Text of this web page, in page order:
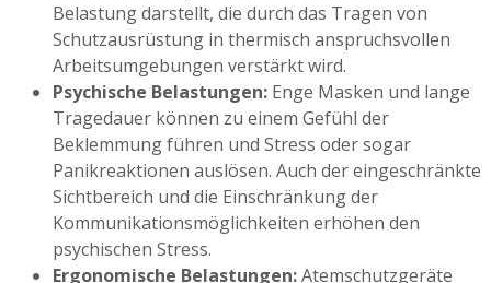
Belastung darstellt, die durch das Tragen von
Schutzausrüstung in thermisch anspruchsvollen
Arbeitsumgebungen verstärkt wird.
Psychische Belastungen: Enge Masken und lange
Tragedauer können zu einem Gefühl der
Beklemmung führen und Stress oder sogar
Panikreaktionen auslösen. Auch der eingeschränkte
Sichtbereich und die Einschränkung der
Kommunikationsmöglichkeiten erhöhen den
psychischen Stress.
Ergonomische Belastungen:Atemschutzgeräte